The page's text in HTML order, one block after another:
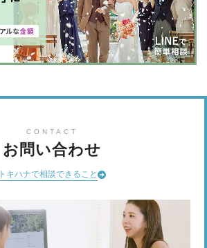
CONTACT
お問い合わせ
トキハナで相談できること